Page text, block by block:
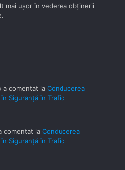
mai uşor în vederea obţinerii
a comentat la Conducerea
Siguranță în Trafic
comentat la Conducerea
Siguranță în Trafic